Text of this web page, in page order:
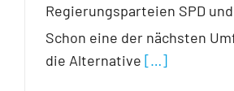
Regierungsparteien SPD
Schon eine der nächsten
die Alternative […]